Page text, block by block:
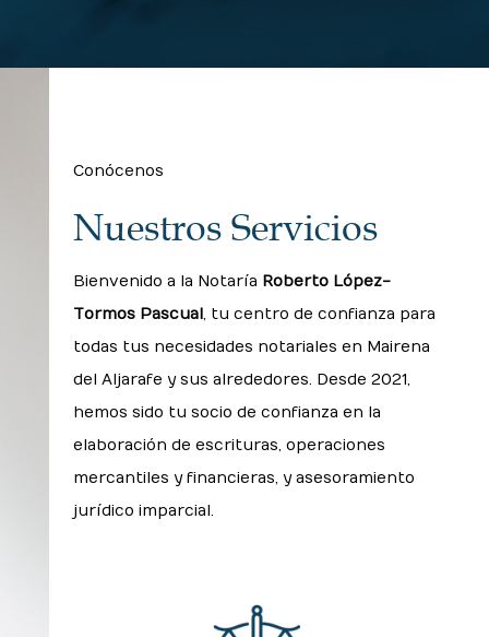
Conócenos
Nuestros Servicios
Bienvenido a la Notaría Roberto López-
Tormos Pascual, tu centro de confianza para
todas tus necesidades notariales en Mairena
del Aljarafe y sus alrededores. Desde 2021,
hemos sido tu socio de confianza en la
elaboración de escrituras, operaciones
mercantiles y financieras, y asesoramiento
jurídico imparcial.